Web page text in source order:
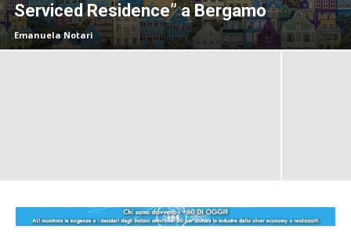
Serviced Residence” a Bergamo
Emanuela Notari